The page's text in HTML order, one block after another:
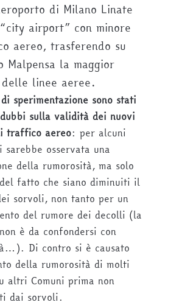
di Milano Linate
airport” con minore
aereo, trasferendo su
Malpensa la maggior
linee aeree.
sperimentazione sono stati
sulla validità dei nuovi
traffico aereo: per alcuni
sarebbe osservata una
della rumorosità, ma solo
fatto che siano diminuiti il
sorvoli, non tanto per un
del rumore dei decolli (la
è da confondersi con
Di contro si è causato
della rumorosità di molti
altri Comuni prima non
dai sorvoli.